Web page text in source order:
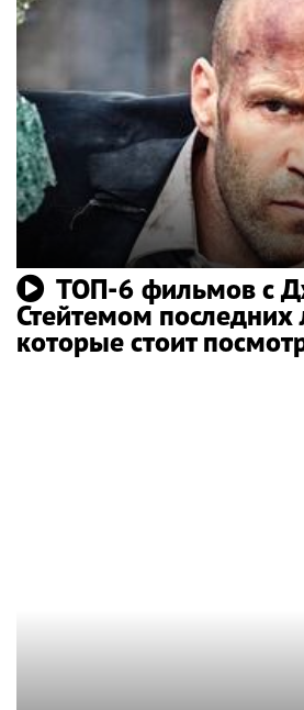
ТОП-6 фильмов с
Стейтемом последних
которые стоит